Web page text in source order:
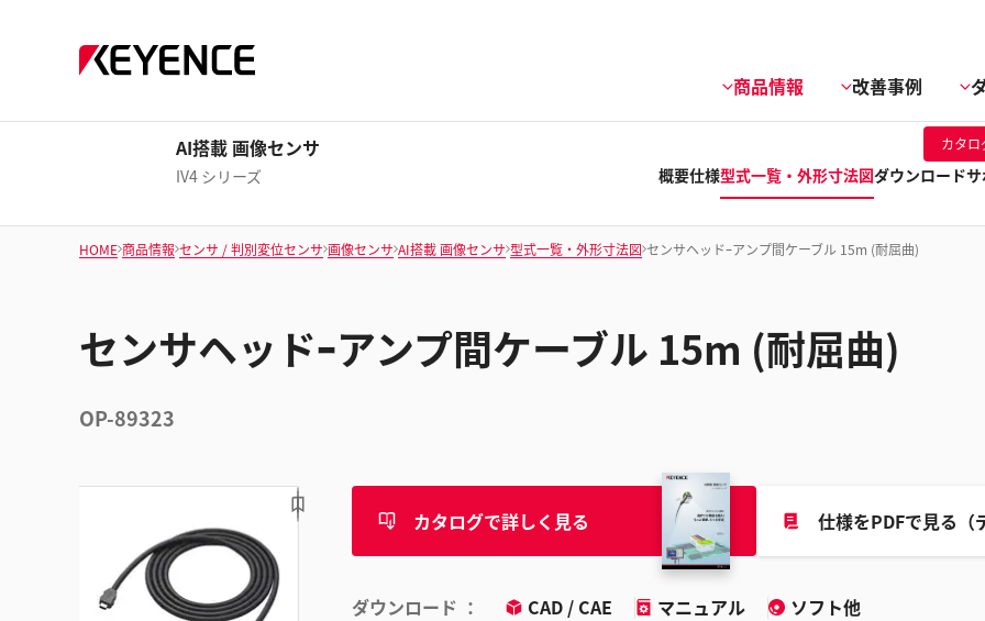
商品情報 改善事例
AI搭載 画像センサ
IV4 シリーズ
カタロ
概要仕様型式一覧・外形寸法図ダウンロードサ
HOME 商品情報 センサ / 判別変位センサ 画像センサ AI搭載 画像センサ 型式一覧・外形寸法図 センサヘッドｰアンプ間ケーブル 15m (耐屈曲)
センサヘッドｰアンプ間ケーブル 15m (耐屈曲)
OP-89323
カタログで詳しく見る 仕様をPDFで見る（
ダウンロード CAD / CAE マニュアル
ソフト他